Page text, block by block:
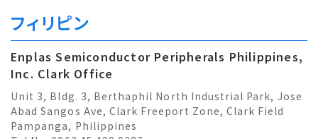
フィリピン
Enplas Semiconductor Peripherals Philippines,
Inc. Clark Office
Unit 3, Bldg. 3, Berthaphil North Industrial Park, Jose
Abad Sangos Ave, Clark Freeport Zone, Clark Field
Pampanga, Philippines